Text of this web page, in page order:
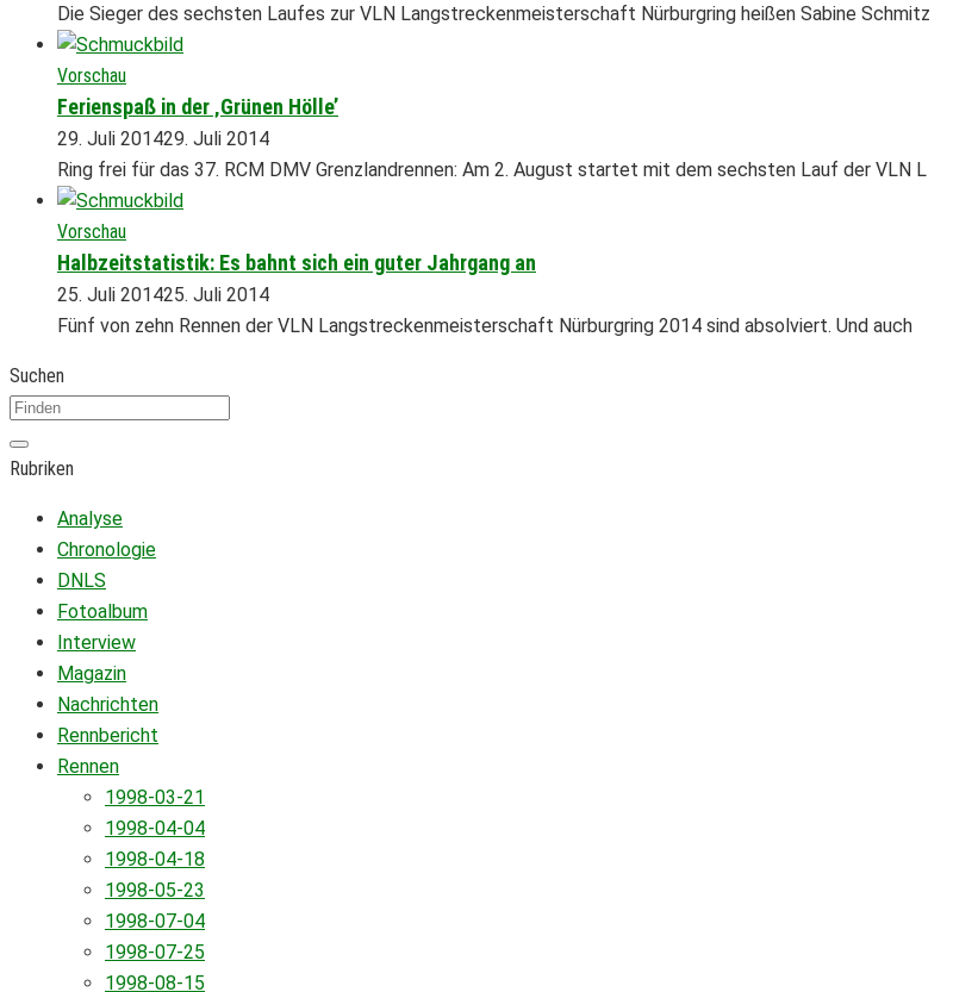
Die Sieger des sechsten Laufes zur VLN Langstreckenmeisterschaft Nürburgring heißen Sabine Schmitz
Vorschau
Ferienspaß in der ‚Grünen Hölle’
29. Juli 201429. Juli 2014
Ring frei für das 37. RCM DMV Grenzlandrennen: Am 2. August startet mit dem sechsten Lauf der VLN L
Vorschau
Halbzeitstatistik: Es bahnt sich ein guter Jahrgang an
25. Juli 201425. Juli 2014
Fünf von zehn Rennen der VLN Langstreckenmeisterschaft Nürburgring 2014 sind absolviert. Und auch
Suchen
Rubriken
Analyse
Chronologie
DNLS
Fotoalbum
Interview
Magazin
Nachrichten
Rennbericht
Rennen
1998-03-21
1998-04-04
1998-04-18
1998-05-23
1998-07-04
1998-07-25
1998-08-15